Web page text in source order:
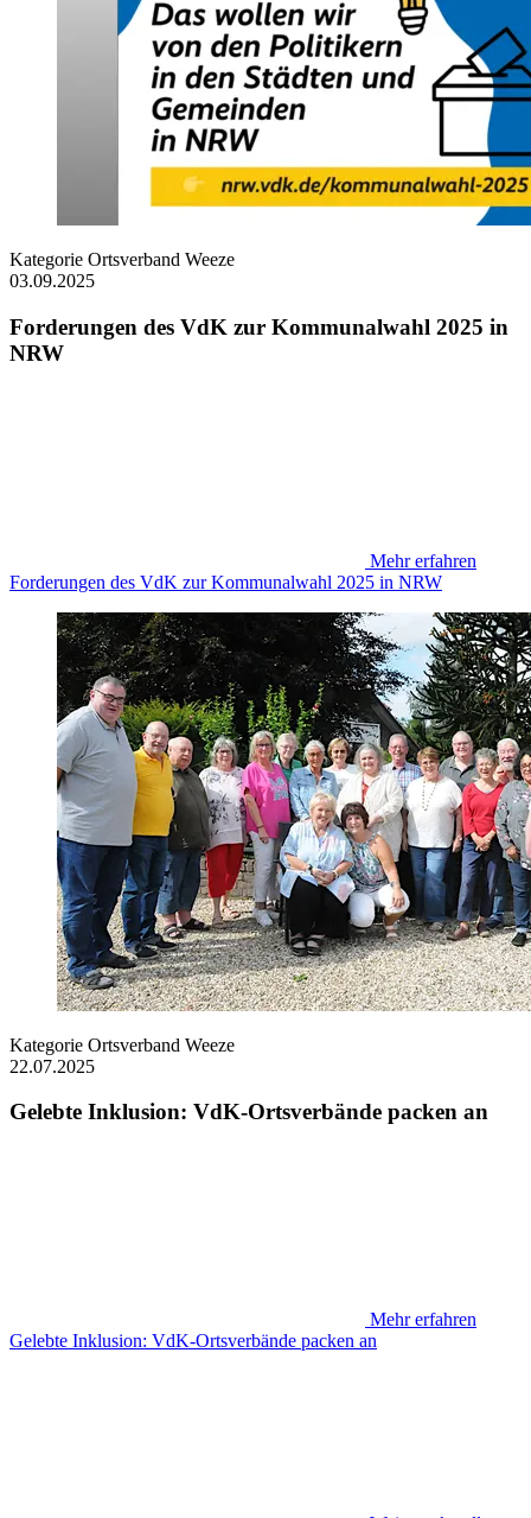
Kategorie Ortsverband Weeze
03.09.2025
Forderungen des VdK zur Kommunalwahl 2025 in
NRW
Mehr erfahren
Forderungen des VdK zur Kommunalwahl 2025 in NRW
Kategorie Ortsverband Weeze
22.07.2025
Gelebte Inklusion: VdK-Ortsverbände packen an
Mehr erfahren
Gelebte Inklusion: VdK-Ortsverbände packen an